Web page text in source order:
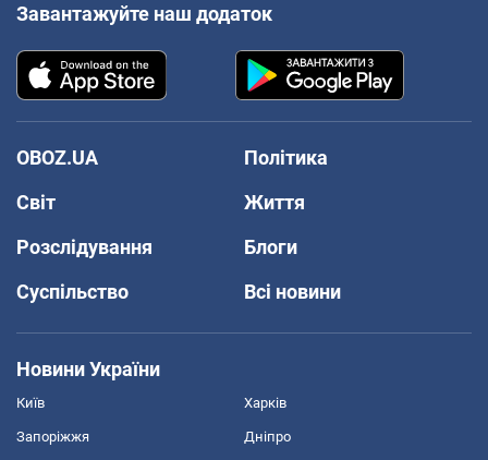
Завантажуйте наш додаток
OBOZ.UA
Політика
Світ
Життя
Розслідування
Блоги
Суспільство
Всі новини
Новини України
Київ Харків
Запоріжжя Дніпро